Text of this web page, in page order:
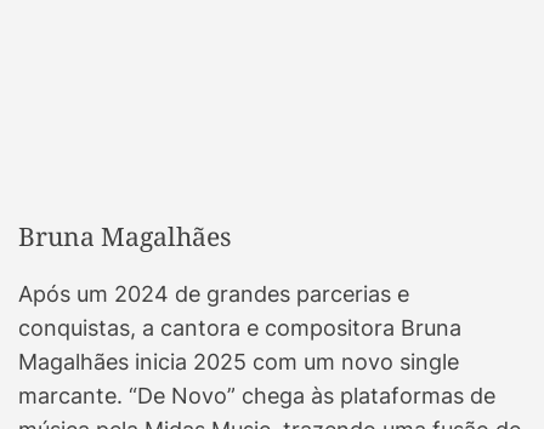
Bruna Magalhães
Após um 2024 de grandes parcerias e
conquistas, a cantora e compositora Bruna
Magalhães inicia 2025 com um novo single
marcante. “De Novo” chega às plataformas de